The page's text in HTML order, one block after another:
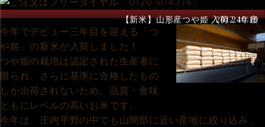
【新米】山形産つや姫 入荷 24年産
2012.10.19
今年でデビュー三年目を迎える「つ
や姫」の新米が入荷しました！
つや姫の栽培は認定された生産者に
限られ、さらに基準に合格したもの
しか出荷されないため、品質・食味
ともにレベルの高いお米です。
今年は、庄内平野の中でも山間部に近い産地に絞り込み、